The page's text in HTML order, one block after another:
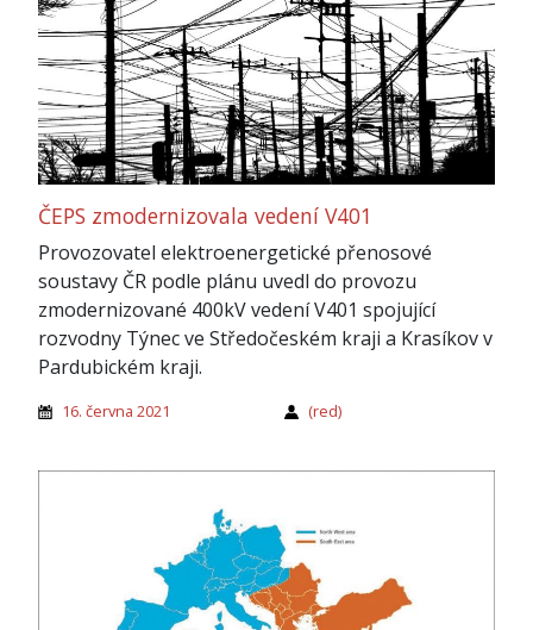
ČEPS zmodernizovala vedení V401
Provozovatel elektroenergetické přenosové
soustavy ČR podle plánu uvedl do provozu
zmodernizované 400kV vedení V401 spojující
rozvodny Týnec ve Středočeském kraji a Krasíkov v
Pardubickém kraji.
16. června 2021 (red)